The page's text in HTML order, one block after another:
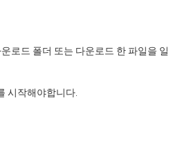
로드 폴더 또는 다운로드 한 파일을 일